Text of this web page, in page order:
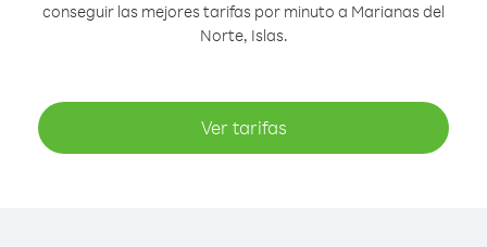
conseguir las mejores tarifas por minuto a Marianas del
Norte, Islas.
Ver tarifas